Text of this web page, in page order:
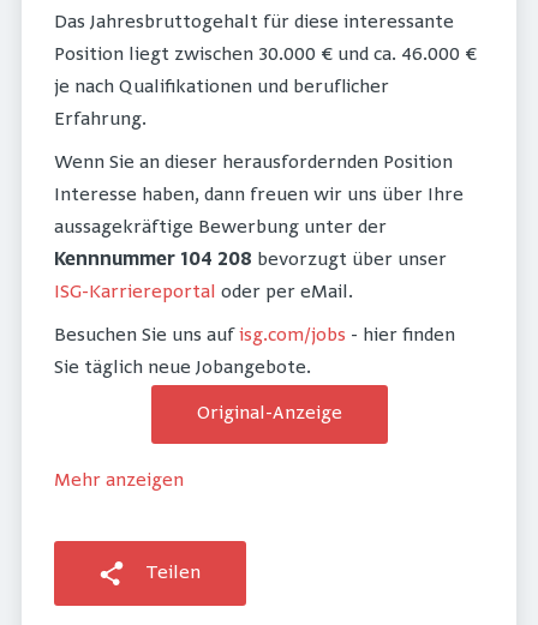
Das Jahresbruttogehalt für diese interessante
Position liegt zwischen 30.000 € und ca. 46.000 €
je nach Qualifikationen und beruflicher
Erfahrung.
Wenn Sie an dieser herausfordernden Position
Interesse haben, dann freuen wir uns über Ihre
aussagekräftige Bewerbung unter der
Kennnummer 104 208 bevorzugt über unser
ISG-Karriereportal oder per eMail.
Besuchen Sie uns aufisg.com/jobs - hier finden
Sie täglich neue Jobangebote.
Original-Anzeige
Mehr anzeigen
Teilen